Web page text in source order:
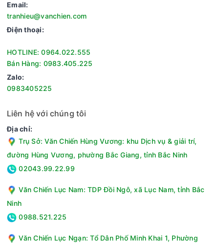
Email:
tranhieu@vanchien.com
Điện thoại:
HOTLINE: 0964.022.555
Bán Hàng: 0983.405.225
Zalo:
0983405225
Liên hệ với chúng tôi
Địa chỉ:
Trụ Sở: Văn Chiến Hùng Vương: khu Dịch vụ & giải trí,
đường Hùng Vương, phường Bắc Giang, tỉnh Bắc Ninh
02043.99.22.99
Văn Chiến Lục Nam: TDP Đồi Ngô, xã Lục Nam, tỉnh Bắc
Ninh
0988.521.225
Văn Chiến Lục Ngạn: Tổ Dân Phố Minh Khai 1, Phường